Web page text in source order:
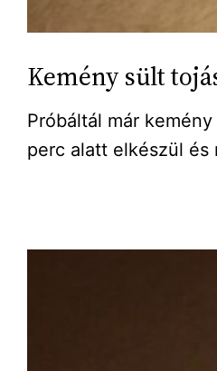
Kemény sült
Próbáltál már
perc alatt elkészül és